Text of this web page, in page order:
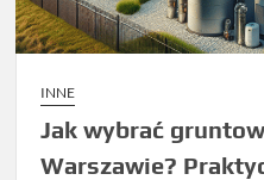
INNE
Jak wybrać
Warszawie?